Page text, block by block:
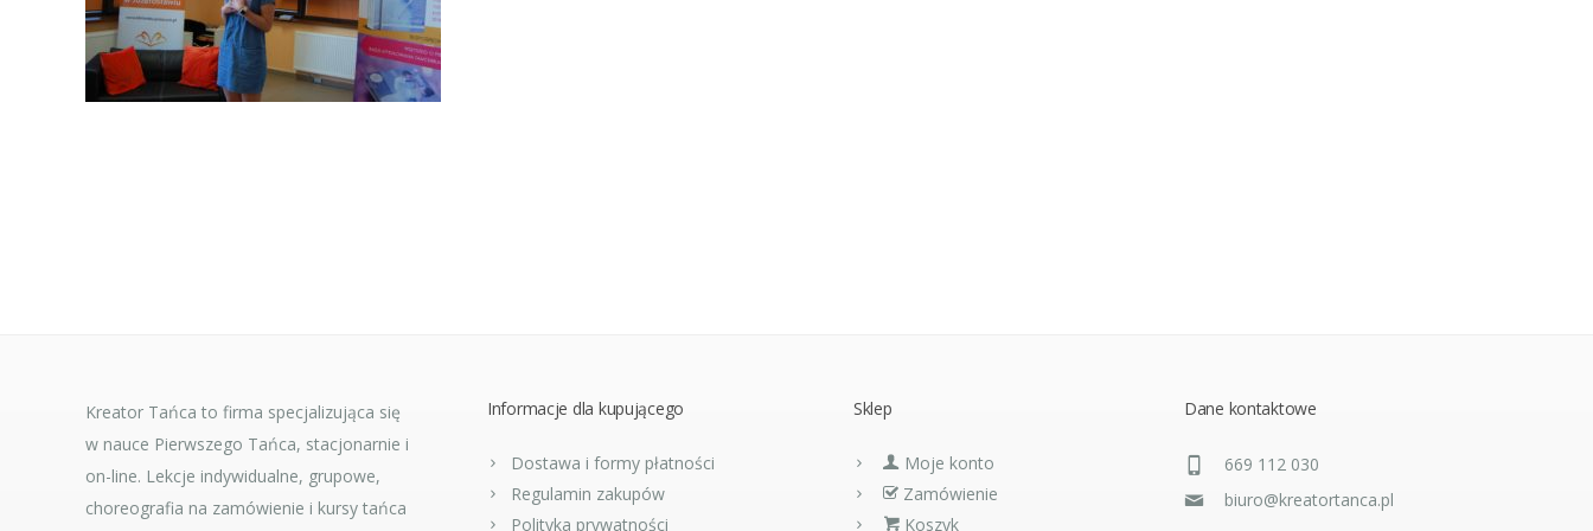
Kreator Tańca to firma specjalizująca się
w nauce Pierwszego Tańca, stacjonarnie i
on-line. Lekcje indywidualne, grupowe,
choreografia na zamówienie i kursy tańca
Informacje dla kupującego
Dostawa i formy płatności
Regulamin zakupów
Polityka prywatności
Sklep
Moje konto
Zamówienie
Koszyk
Dane kontaktowe
669 112 030
biuro@kreatortanca.pl